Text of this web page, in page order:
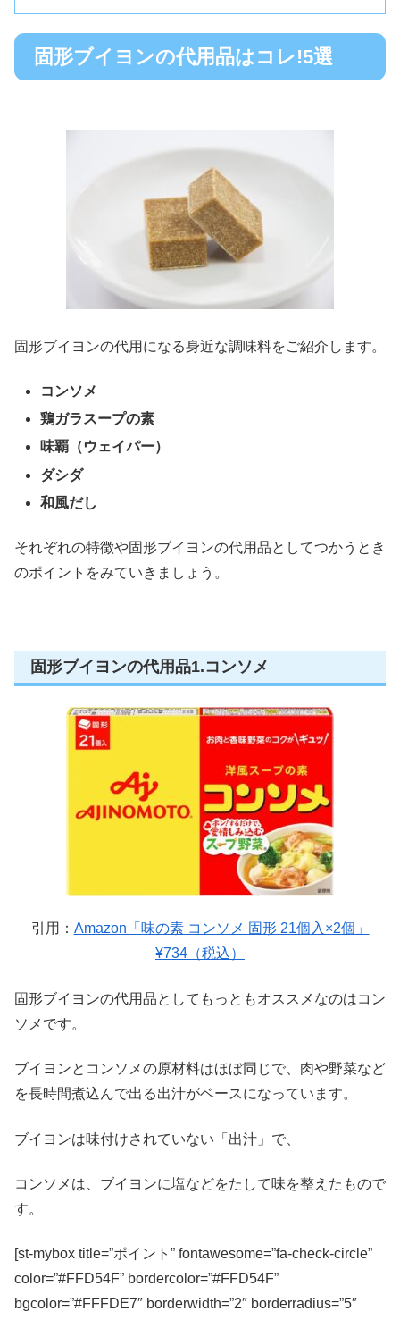
固形ブイヨンの代用品はコレ!5選
固形ブイヨンの代用になる身近な調味料をご紹介します。
コンソメ
鶏ガラスープの素
味覇（ウェイパー）
ダシダ
和風だし
それぞれの特徴や固形ブイヨンの代用品としてつかうとき
のポイントをみていきましょう。
固形ブイヨンの代用品1.コンソメ
引用： Amazon「味の素 コンソメ 固形 21個入×2個」
¥734（税込）
固形ブイヨンの代用品としてもっともオススメなのはコン
ソメです。
ブイヨンとコンソメの原材料はほぼ同じで、肉や野菜など
を長時間煮込んで出る出汁がベースになっています。
ブイヨンは味付けされていない「出汁」で、
コンソメは、ブイヨンに塩などをたして味を整えたもので
す。
[st-mybox title=”ポイント” fontawesome=”fa-check-circle”
color=”#FFD54F” bordercolor=”#FFD54F”
bgcolor=”#FFFDE7″ borderwidth=”2″ borderradius=”5″